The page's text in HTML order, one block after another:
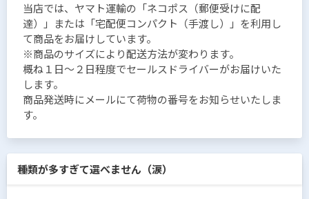
当店では、ヤマト運輸の「ネコポス（郵便受けに配
達）」または「宅配便コンパクト（手渡し）」を利用し
て商品をお届けしています。
※商品のサイズにより配送方法が変わります。
概ね１日〜２日程度でセールスドライバーがお届けいた
します。
商品発送時にメールにて荷物の番号をお知らせいたしま
す。
種類が多すぎて選べません（涙）